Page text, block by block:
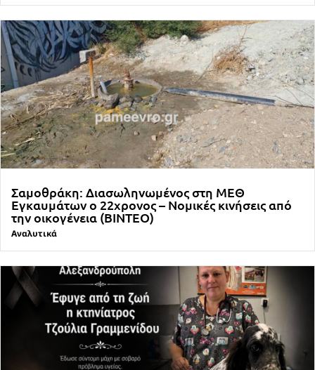
Σαμοθράκη: Διασωληνωμένος στη ΜΕΘ
Εγκαυμάτων ο 22χρονος – Νομικές κινήσεις από
την οικογένεια (ΒΙΝΤΕΟ)
Αναλυτικά